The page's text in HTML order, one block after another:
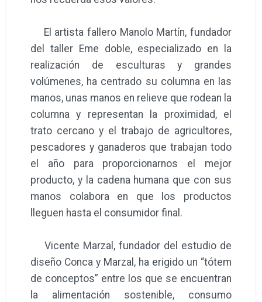
El artista fallero Manolo Martín, fundador
del taller Eme doble, especializado en la
realización de esculturas y grandes
volúmenes, ha centrado su columna en las
manos, unas manos en relieve que rodean la
columna y representan la proximidad, el
trato cercano y el trabajo de agricultores,
pescadores y ganaderos que trabajan todo
el año para proporcionarnos el mejor
producto, y la cadena humana que con sus
manos colabora en que los productos
lleguen hasta el consumidor final.
Vicente Marzal, fundador del estudio de
diseño Conca y Marzal, ha erigido un “tótem
de conceptos” entre los que se encuentran
la alimentación sostenible, consumo